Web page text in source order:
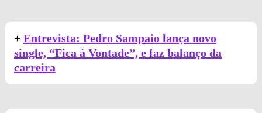
+ Entrevista: Pedro Sampaio lança novo
single, “Fica à Vontade”, e faz balanço da
carreira